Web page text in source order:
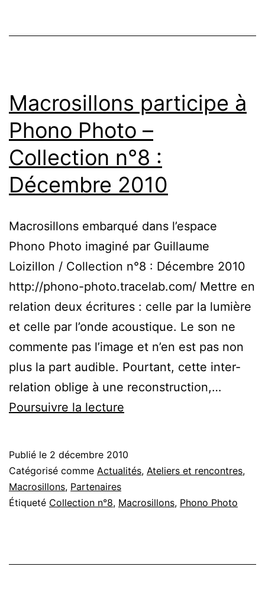
Macrosillons participe à
Phono Photo –
Collection n°8 :
Décembre 2010
Macrosillons embarqué dans l’espace
Phono Photo imaginé par Guillaume
Loizillon / Collection n°8 : Décembre 2010
http://phono-photo.tracelab.com/ Mettre en
relation deux écritures : celle par la lumière
et celle par l’onde acoustique. Le son ne
commente pas l’image et n’en est pas non
plus la part audible. Pourtant, cette inter-
relation oblige à une reconstruction,…
Poursuivre la lecture
Phono
–
:
Publié le 2 décembre 2010
Catégorisé comme Actualités, Ateliers et rencontres,
Macrosillons, Partenaires
Étiqueté Collection n°8, Macrosillons, Phono Photo